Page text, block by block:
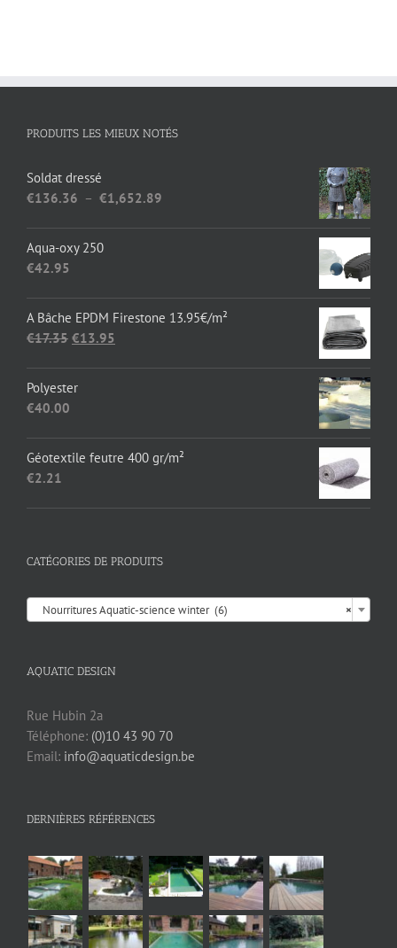
PRODUITS LES MIEUX NOTÉS
Soldat dressé
€136.36 – €1,652.89
€1,652.89
Aqua-oxy 250
€42.95
A Bâche EPDM Firestone 13.95€/m²
€17.35 Le
€13.95
Polyester
€40.00
Géotextile feutre 400 gr/m²
€2.21
CATÉGORIES DE PRODUITS
×
Nourritures Aquatic-science winter (6)
AQUATIC DESIGN
Rue Hubin 2a
Téléphone: (0)10 43 90 70
Email: info@aquaticdesign.be
DERNIÈRES RÉFÉRENCES